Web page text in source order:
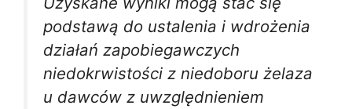
podstawą do ustalenia i wdrożenia
działań zapobiegawczych
niedokrwistości z niedoboru żelaza
u dawców z uwzględnieniem